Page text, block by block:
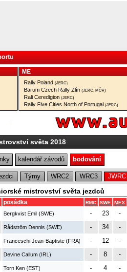
ME
Rally Poland (JERC)
Barum Czech Rally Zlín (JERC, MČR)
Rali Ceredigion (JERC)
Rally Five Cities North of Portugal (JERC)
světa 2018
kalendář závodů bodování
Týmy WRC2 WRC3 JWRC
mistrovství světa jezdců
posádka RMC SWE MEX
Bergkvist Emil (SWE) - 23 -
Rådström Dennis (SWE) - 34 -
Franceschi Jean-Baptiste (FRA) - 12 -
Devine Callum (IRL) - 8 -
Torn Ken (EST) - 4 -